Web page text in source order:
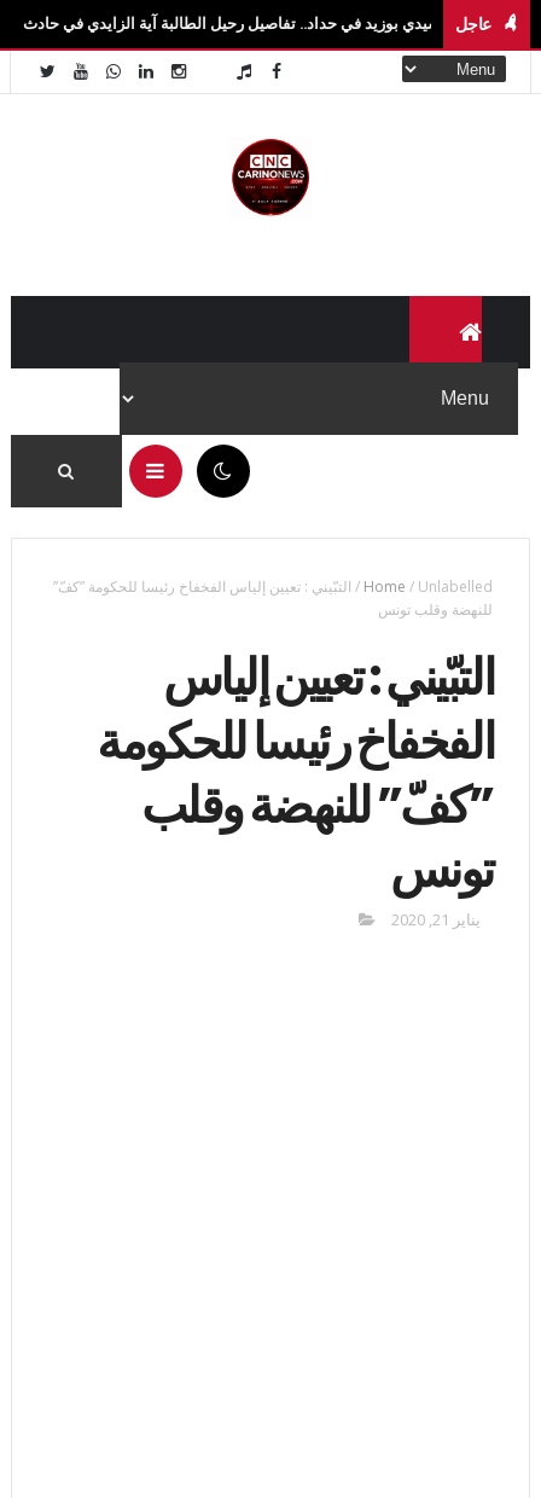
عاجل
سيدي بوزيد في حداد.. تفاصيل رحيل الطالبة آية الزايدي في حادث مروع بالقيروان
Home / Unlabelled
/ التبّيني : تعيين إلياس الفخفاخ رئيسا للحكومة ”كفّ”
للنهضة وقلب تونس
التبّيني : تعيين إلياس
الفخفاخ رئيسا للحكومة
”كفّ” للنهضة وقلب
تونس
يناير 21, 2020